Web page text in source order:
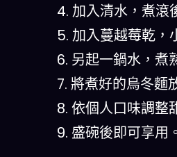
4. 加入清水，煮滾
5. 加入蔓越莓乾，
6. 另起一鍋水，煮
7. 將煮好的烏冬麵
8. 依個人口味調整
9. 盛碗後即可享用。